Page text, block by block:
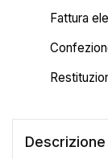
Fattura
Descrizione